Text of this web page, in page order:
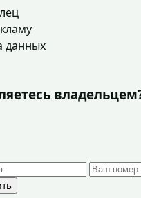
данных